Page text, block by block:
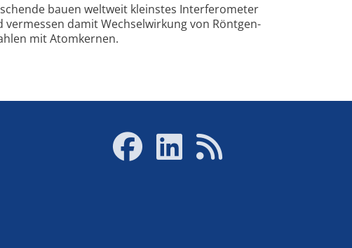
bau­en welt­weit kleins­tes In­ter­fe­ro­me­ter
ver­mes­sen da­mit Wech­sel­wir­kung von Rönt­gen­
mit Atom­ker­nen.